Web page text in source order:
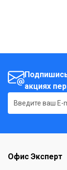
акциях
Офис Эксперт